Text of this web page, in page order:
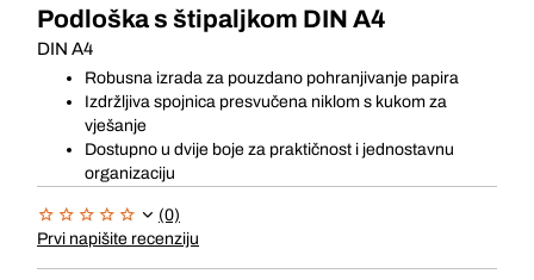
Podloška s štipaljkom DIN A4
DIN A4
Robusna izrada za pouzdano pohranjivanje papira
Izdržljiva spojnica presvučena niklom s kukom za
vješanje
Dostupno u dvije boje za praktičnost i jednostavnu
organizaciju
(0)
Prvi napišite recenziju